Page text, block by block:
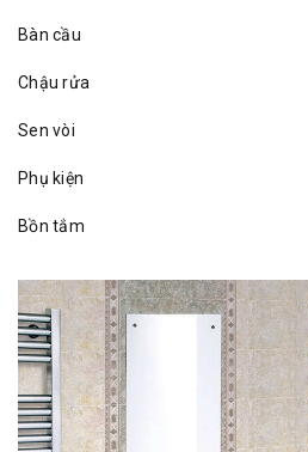
Bàn cầu
Chậu rửa
Sen vòi
Phụ kiện
Bồn tắm